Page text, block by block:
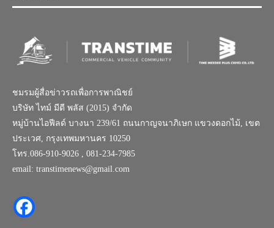
ชมรมผู้สื่อข่าวรถเพื่อการพาณิชย์
บริษัท ไทม์ มีดี พลัส (2015) จำกัด
หมู่บ้านไอฟีลด์ บางนา 239/61 ถนนกาญจนาภิเษก แขวงดอกไม้, เขต
ประเวศ, กรุงเทพมหานคร 10250
โทร.086-910-9026 , 081-234-7985
email: transtimenews@gmail.com